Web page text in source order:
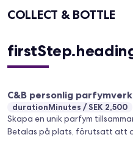
COLLECT & BOTTLE
C&B personlig
durationMinutes SEK 2,500
Skapa en unik parfym
Betalas på plats, förutsatt att